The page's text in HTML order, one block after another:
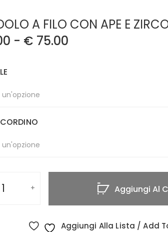
A FILO CON APE E
- € 75.00
Aggiungi Al
Aggiungi Alla Lista / Add